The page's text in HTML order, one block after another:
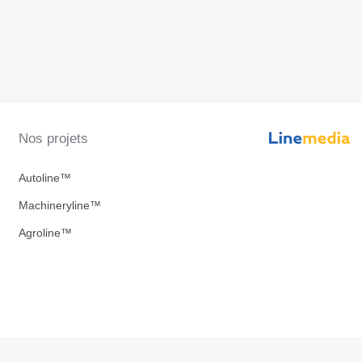
Nos projets
Autoline™
Machineryline™
Agroline™